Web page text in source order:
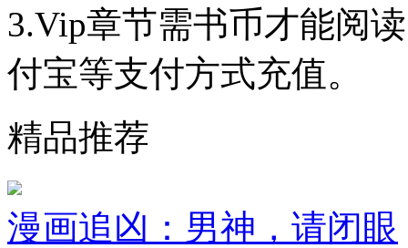
3.Vip章节需书币才能阅
付宝等支付方式充值。
精品推荐
漫画追凶：男神，请闭眼